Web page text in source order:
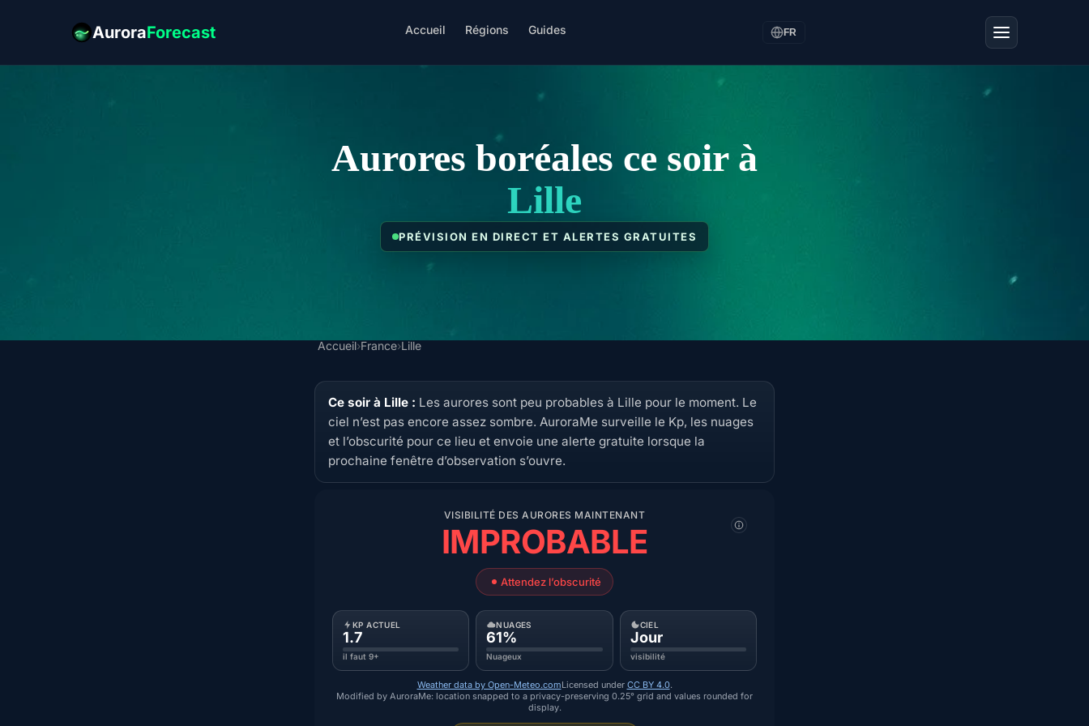
AuroraForecast Accueil Régions Guides FR
Aurores boréales ce soir à
Lille
PRÉVISION EN DIRECT ET ALERTES GRATUITES
Accueil›France›Lille
Ce soir à Lille : Les aurores sont peu probables à Lille pour le moment. Le
ciel n’est pas encore assez sombre. AuroraMe surveille le Kp, les nuages
et l’obscurité pour ce lieu et envoie une alerte gratuite lorsque la
prochaine fenêtre d’observation s’ouvre.
VISIBILITÉ DES AURORES MAINTENANT
IMPROBABLE
Attendez l’obscurité
KP ACTUEL
1.7
il faut 9+
NUAGES
61%
Nuageux
CIEL
Jour
visibilité
Weather data by Open-Meteo.comLicensed under CC BY 4.0.
Modified by AuroraMe: location snapped to a privacy-preserving 0.25° grid and values rounded for
display.